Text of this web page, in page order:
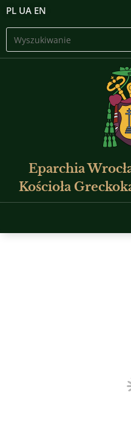
PL UA EN
Eparchia
Kościoła